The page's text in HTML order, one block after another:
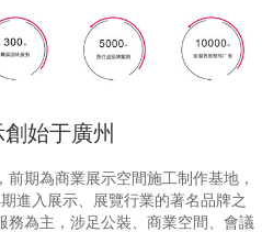
始于廣州
期為商業展示空間施工制作基地，
進入展示、展覽行業的著名品牌之
務為主，涉足公裝、商業空間、會議